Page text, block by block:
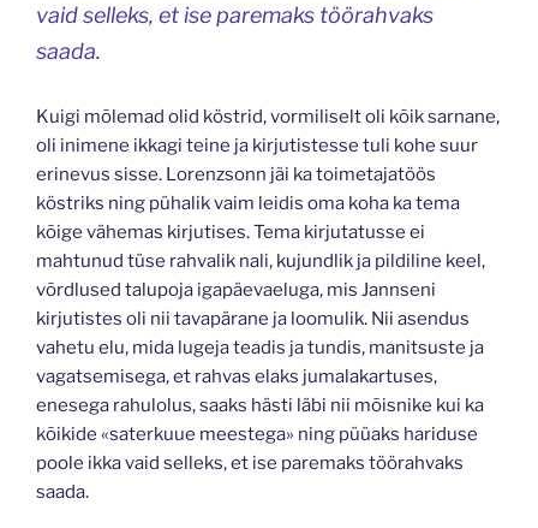
vaid selleks, et ise paremaks töörahvaks
saada.
Kuigi mõlemad olid köstrid, vormiliselt oli kõik sarnane,
oli inimene ikkagi teine ja kirjutistesse tuli kohe suur
erinevus sisse. Lorenzsonn jäi ka toimetajatöös
köstriks ning pühalik vaim leidis oma koha ka tema
kõige vähemas kirjutises. Tema kirjutatusse ei
mahtunud tüse rahvalik nali, kujundlik ja pildiline keel,
võrdlused talupoja igapäevaeluga, mis Jannseni
kirjutistes oli nii tavapärane ja loomulik. Nii asendus
vahetu elu, mida lugeja teadis ja tundis, manitsuste ja
vagatsemisega, et rahvas elaks jumalakartuses,
enesega rahulolus, saaks hästi läbi nii mõisnike kui ka
kõikide «saterkuue meestega» ning püüaks hariduse
poole ikka vaid selleks, et ise paremaks töörahvaks
saada.